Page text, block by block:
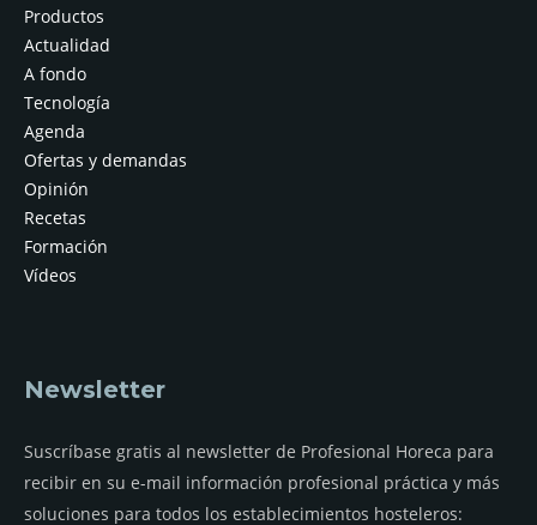
Productos
Actualidad
A fondo
Tecnología
Agenda
Ofertas y demandas
Opinión
Recetas
Formación
Vídeos
Newsletter
Suscríbase gratis al newsletter de Profesional Horeca para
recibir en su e-mail información profesional práctica y más
soluciones para todos los establecimientos hosteleros: